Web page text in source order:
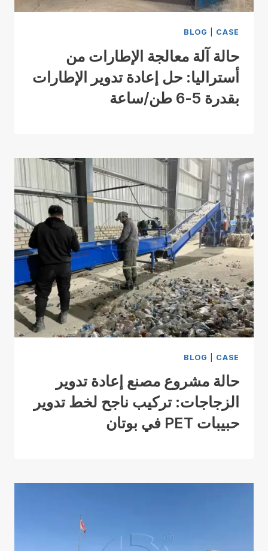
BLOG CASE
حالة آلة معالجة الإطارات من
أستراليا: حل إعادة تدوير الإطارات
بقدرة 5-6 طن/ساعة
BLOG CASE
حالة مشروع مصنع إعادة تدوير
الزجاجات: تركيب ناجح لخط تدوير
حبيبات PET في بوتان